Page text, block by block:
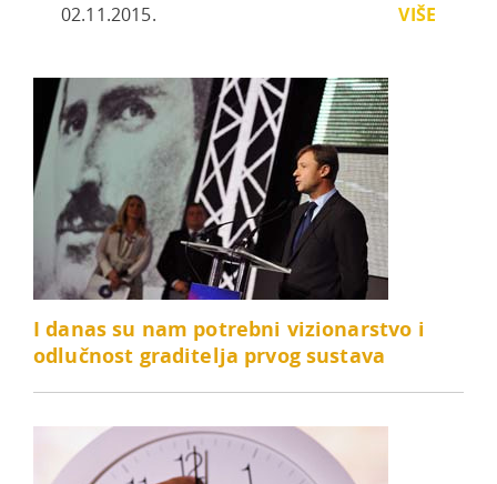
02.11.2015. VIŠE
I danas su nam potrebni vizionarstvo i
odlučnost graditelja prvog sustava